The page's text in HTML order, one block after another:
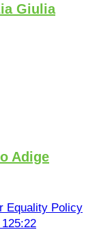
Giulia
Adige
Equality Policy